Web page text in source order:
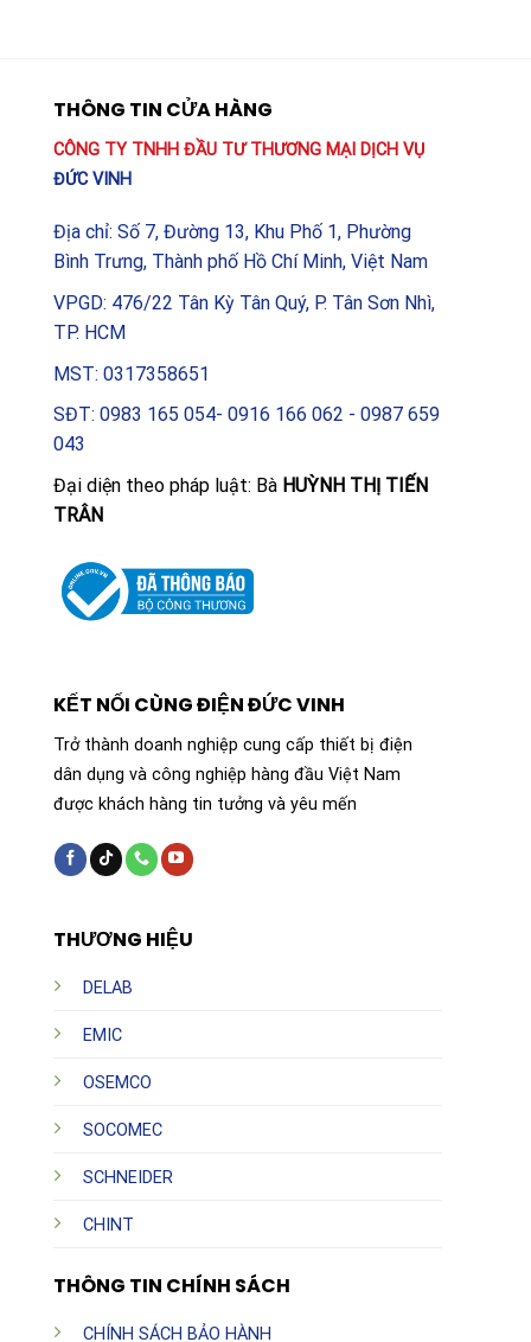
THÔNG TIN CỬA HÀNG
CÔNG TY TNHH ĐẦU TƯ THƯƠNG MẠI DỊCH VỤ
ĐỨC VINH
Địa chỉ: Số 7, Đường 13, Khu Phố 1, Phường
Bình Trưng, Thành phố Hồ Chí Minh, Việt Nam
VPGD: 476/22 Tân Kỳ Tân Quý, P. Tân Sơn Nhì,
TP. HCM
MST: 0317358651
SĐT: 0983 165 054- 0916 166 062 - 0987 659
043
Đại diện theo pháp luật: Bà HUỲNH THỊ TIẾN
TRÂN
THƯƠNG HIỆU
DELAB
EMIC
OSEMCO
SOCOMEC
SCHNEIDER
CHINT
THÔNG TIN CHÍNH SÁCH
CHÍNH SÁCH BẢO HÀNH
KẾT NỐI CÙNG ĐIỆN ĐỨC VINH
Trở thành doanh nghiệp cung cấp thiết bị điện
dân dụng và công nghiệp hàng đầu Việt Nam
được khách hàng tin tưởng và yêu mến